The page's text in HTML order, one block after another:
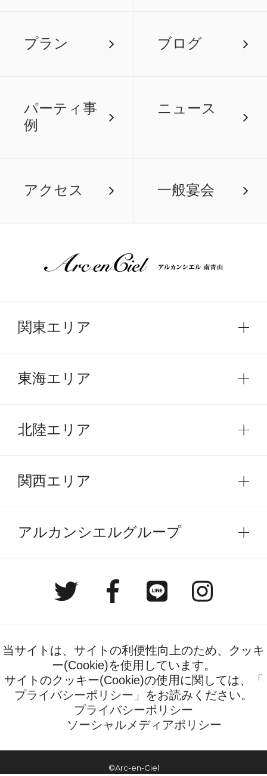
プラン ブログ
パーティ事
例
ニュース
アクセス 一般宴会
関東エリア
東海エリア
北陸エリア
関西エリア
アルカンシエルグループ
当サイトは、サイトの利便性向上のため、クッキ
ー(Cookie)を使用しています。
サイトのクッキー(Cookie)の使用に関しては、「
プライバシーポリシー 」をお読みください。
プライバシーポリシー
ソーシャルメディアポリシー
©Arc-en-Ciel